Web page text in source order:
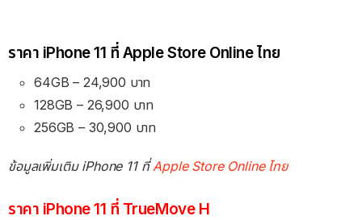
ราคา iPhone 11 ที่ Apple Store Online ไทย
64GB – 24,900 บาท
128GB – 26,900 บาท
256GB – 30,900 บาท
ข้อมูลเพิ่มเติม iPhone 11 ที่Apple Store Online ไทย
ราคา iPhone 11 ที่ TrueMove H